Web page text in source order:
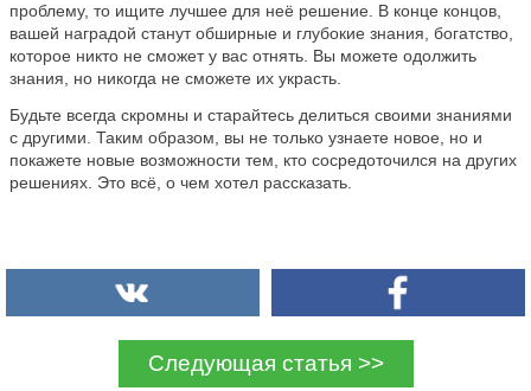
проблему, то ищите лучшее для неё решение. В конце концов,
вашей наградой станут обширные и глубокие знания, богатство,
которое никто не сможет у вас отнять. Вы можете одолжить
знания, но никогда не сможете их украсть.
Будьте всегда скромны и старайтесь делиться своими знаниями
с другими. Таким образом, вы не только узнаете новое, но и
покажете новые возможности тем, кто сосредоточился на других
решениях. Это всё, о чем хотел рассказать.
Следующая статья >>